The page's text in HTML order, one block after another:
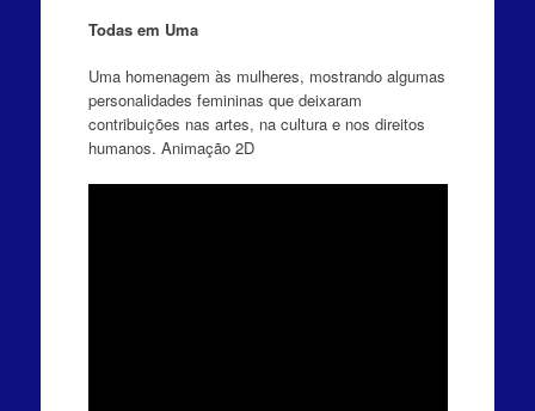
Todas em Uma
Uma homenagem às mulheres, mostrando algumas
personalidades femininas que deixaram
contribuições nas artes, na cultura e nos direitos
humanos. Animação 2D